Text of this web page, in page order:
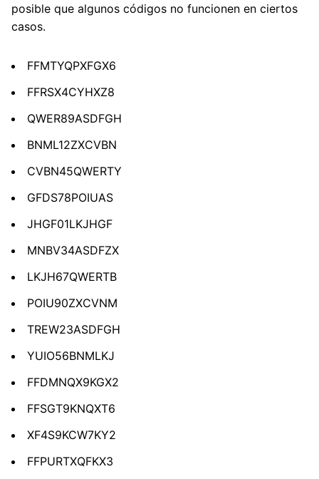
posible que algunos códigos no funcionen en ciertos
casos.
FFMTYQPXFGX6
FFRSX4CYHXZ8
QWER89ASDFGH
BNML12ZXCVBN
CVBN45QWERTY
GFDS78POIUAS
JHGF01LKJHGF
MNBV34ASDFZX
LKJH67QWERTB
POIU90ZXCVNM
TREW23ASDFGH
YUIO56BNMLKJ
FFDMNQX9KGX2
FFSGT9KNQXT6
XF4S9KCW7KY2
FFPURTXQFKX3